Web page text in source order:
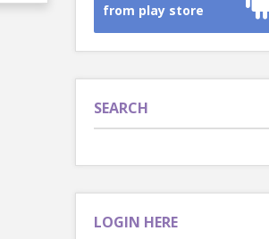
from play store
SEARCH
LOGIN HERE